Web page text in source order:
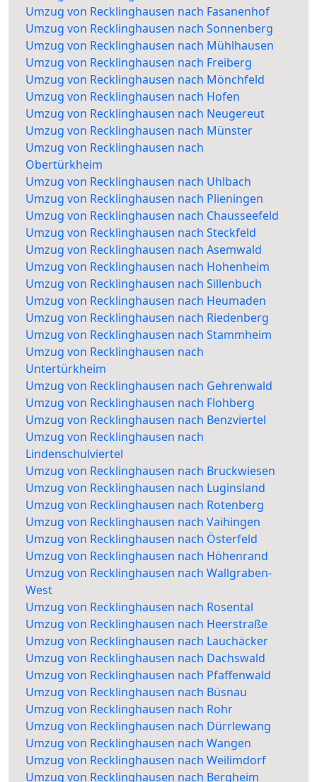
Umzug von Recklinghausen nach Fasanenhof
Umzug von Recklinghausen nach Sonnenberg
Umzug von Recklinghausen nach Mühlhausen
Umzug von Recklinghausen nach Freiberg
Umzug von Recklinghausen nach Mönchfeld
Umzug von Recklinghausen nach Hofen
Umzug von Recklinghausen nach Neugereut
Umzug von Recklinghausen nach Münster
Umzug von Recklinghausen nach
Obertürkheim
Umzug von Recklinghausen nach Uhlbach
Umzug von Recklinghausen nach Plieningen
Umzug von Recklinghausen nach Chausseefeld
Umzug von Recklinghausen nach Steckfeld
Umzug von Recklinghausen nach Asemwald
Umzug von Recklinghausen nach Hohenheim
Umzug von Recklinghausen nach Sillenbuch
Umzug von Recklinghausen nach Heumaden
Umzug von Recklinghausen nach Riedenberg
Umzug von Recklinghausen nach Stammheim
Umzug von Recklinghausen nach
Untertürkheim
Umzug von Recklinghausen nach Gehrenwald
Umzug von Recklinghausen nach Flohberg
Umzug von Recklinghausen nach Benzviertel
Umzug von Recklinghausen nach
Lindenschulviertel
Umzug von Recklinghausen nach Bruckwiesen
Umzug von Recklinghausen nach Luginsland
Umzug von Recklinghausen nach Rotenberg
Umzug von Recklinghausen nach Vaihingen
Umzug von Recklinghausen nach Österfeld
Umzug von Recklinghausen nach Höhenrand
Umzug von Recklinghausen nach Wallgraben-
West
Umzug von Recklinghausen nach Rosental
Umzug von Recklinghausen nach Heerstraße
Umzug von Recklinghausen nach Lauchäcker
Umzug von Recklinghausen nach Dachswald
Umzug von Recklinghausen nach Pfaffenwald
Umzug von Recklinghausen nach Büsnau
Umzug von Recklinghausen nach Rohr
Umzug von Recklinghausen nach Dürrlewang
Umzug von Recklinghausen nach Wangen
Umzug von Recklinghausen nach Weilimdorf
Umzug von Recklinghausen nach Bergheim